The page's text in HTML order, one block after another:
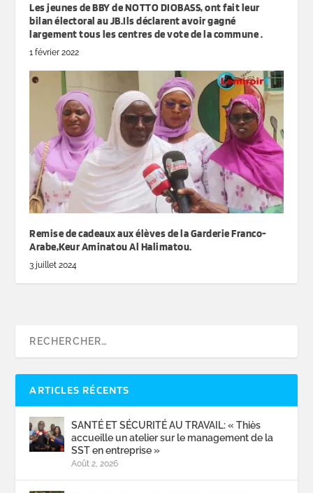
Les jeunes de BBY de NOTTO DIOBASS, ont fait leur
bilan électoral au JB.Ils déclarent avoir gagné
largement tous les centres de vote de la commune .
1 février 2022
Remise de cadeaux aux élèves de la Garderie Franco-
Arabe,Keur Aminatou Al Halimatou.
3 juillet 2024
ARTICLES RÉCENTS
SANTÉ ET SÉCURITÉ AU TRAVAIL: « Thiès
accueille un atelier sur le management de la
SST en entreprise »
Août 2, 2026